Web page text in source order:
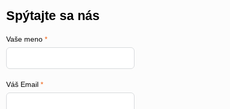
Spýtajte sa nás
Vaše meno *
Váš Email *